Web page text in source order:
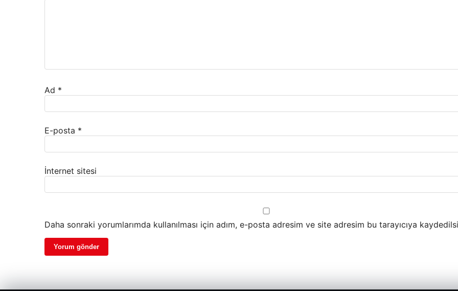
Ad *
E-posta *
İnternet sitesi
Daha sonraki yorumlarımda kullanılması için adım, e-posta adresim ve site adresim bu tarayıcıya